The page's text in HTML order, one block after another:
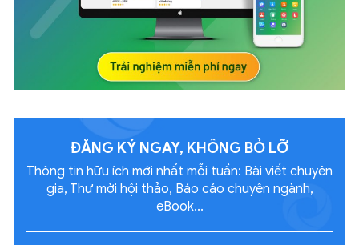
ĐĂNG KÝ NGAY, KHÔNG BỎ LỠ
Thông tin hữu ích mới nhất mỗi tuần: Bài viết chuyên
gia, Thư mời hội thảo, Báo cáo chuyên ngành,
eBook...